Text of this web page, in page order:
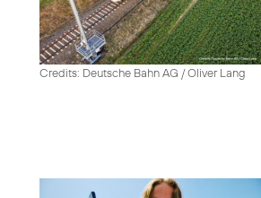
Credits: Deutsche Bahn AG / Oliver Lang